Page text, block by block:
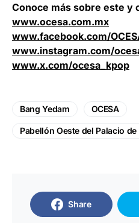
Conoce más sobre este y
www.ocesa.com.mx
www.facebook.com/
www.instagram.com/
www.x.com/ocesa_kpop
Bang Yedam OCESA
Pabellón Oeste del Palacio
Share